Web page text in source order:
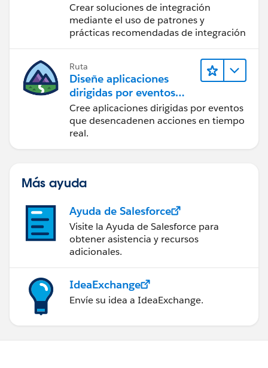
Crear soluciones de integración
mediante el uso de patrones y
prácticas recomendadas de integración
Ruta
Diseñe aplicaciones
dirigidas por eventos
para la integración en
tiempo real
Cree aplicaciones dirigidas por eventos
que desencadenen acciones en tiempo
real.
Más ayuda
Ayuda de Salesforce
Visite la Ayuda de Salesforce para
obtener asistencia y recursos
adicionales.
IdeaExchange
Envíe su idea a IdeaExchange.